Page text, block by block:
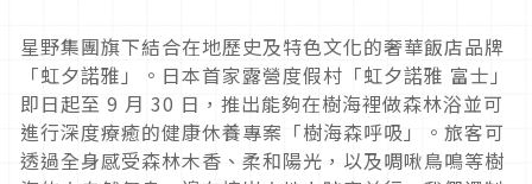
星野集團旗下結合在地歷史及特色文化的奢華飯店品牌
「虹夕諾雅」。日本首家露營度假村「虹夕諾雅 富士」
即日起至 9 月 30 日，推出能夠在樹海裡做森林浴並可
進行深度療癒的健康休養專案「樹海森呼吸」。旅客可
透過全身感受森林木香、柔和陽光，以及啁啾鳥鳴等樹